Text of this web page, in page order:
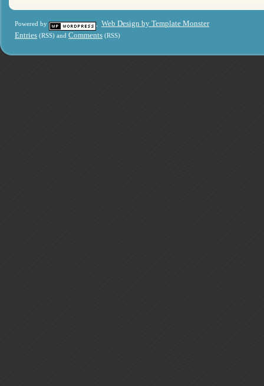
Powered by
Web Design by Template Monster
Entries (RSS) and Comments (RSS)